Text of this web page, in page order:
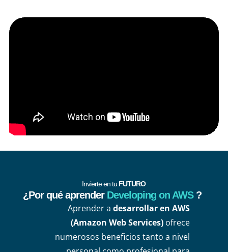
Invierte en tu FUTURO
¿Por qué aprender Developing on AWS ?
Aprender adesarrollar en AWS
(Amazon Web Services) ofrece
numerosos beneficios tanto a nivel